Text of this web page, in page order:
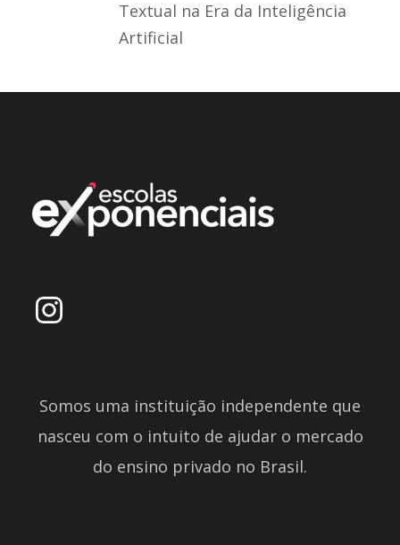
Textual na Era da Inteligência
Artificial
Somos uma instituição independente que
nasceu com o intuito de ajudar o mercado
do ensino privado no Brasil.